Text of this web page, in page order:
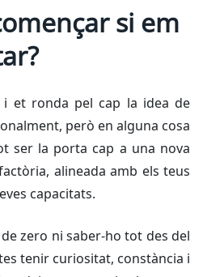
si em
et ronda pel cap la idea de
però en alguna cosa
ser la porta cap a una nova
alineada amb els teus
capacitats.
zero ni saber-ho tot des del
tenir curiositat, constància i